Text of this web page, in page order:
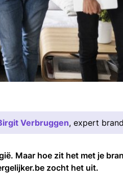
Verbruggen, expert
Maar hoe zit het met je
zocht het uit.